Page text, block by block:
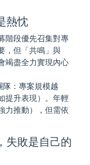
熱忱
階段優先召集對專
，但「共鳴」與
竭盡全力實現內心
：專案規模越
提升表現）。年輕
力推動），但需依
失敗是自己的